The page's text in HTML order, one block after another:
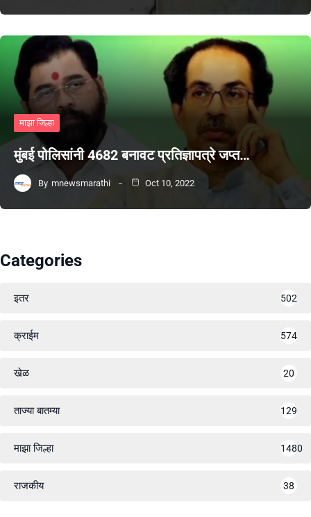
माझा जिल्हा
मुंबई पोलिसांनी 4682 बनावट प्रतिज्ञापत्रे जप्त…
By mnewsmarathi Oct 10, 2022
Categories
इतर 502
क्राईम 574
खेळ 20
ताज्या बातम्या 129
माझा जिल्हा 1480
राजकीय 38